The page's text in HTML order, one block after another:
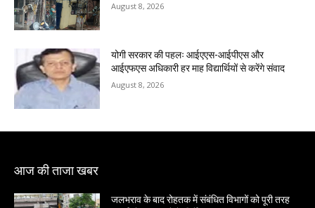
August 8, 2026
योगी सरकार की पहलः आईएएस-आईपीएस और
आईएफएस अधिकारी हर माह विद्यार्थियों से करेंगे संवाद
August 8, 2026
आज की ताजा खबर
जलभराव के बाद रोहतक में संबंधित विभागों को पूरी तरह